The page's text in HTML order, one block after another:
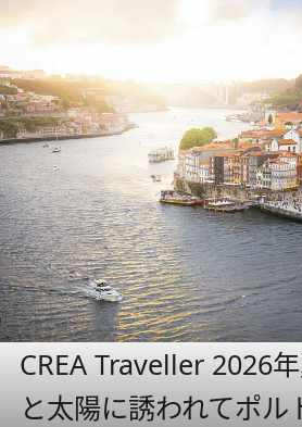
CREA Traveller 2026
と太陽に誘われてポル